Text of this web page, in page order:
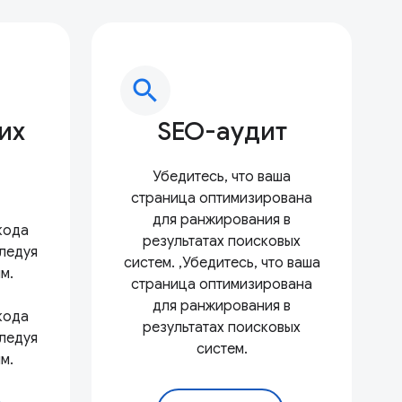
search
SEO-аудит
Убедитесь, что ваша
страница оптимизирована
для ранжирования в
результатах поисковых
систем. ,Убедитесь, что ваша
страница оптимизирована
для ранжирования в
результатах поисковых
систем.